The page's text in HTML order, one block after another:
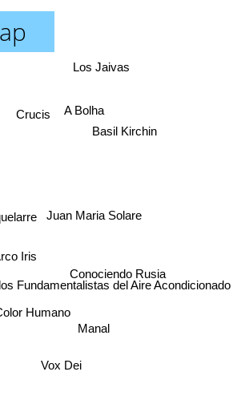
Vox Dei
Humano
Manal
Juan Maria Solare
Fundamentalistas del Aire Acondicionado
Iris
A Bolha
Crucis
Los Jaivas